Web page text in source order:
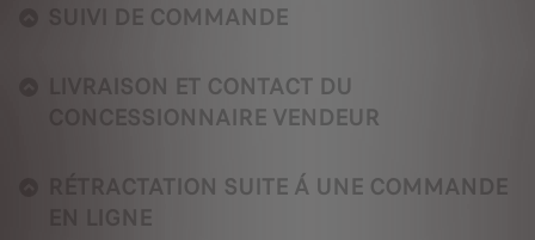
SUIVI DE COMMANDE
LIVRAISON ET CONTACT DU
CONCESSIONNAIRE VENDEUR
RÉTRACTATION SUITE Á UNE COMMANDE
EN LIGNE